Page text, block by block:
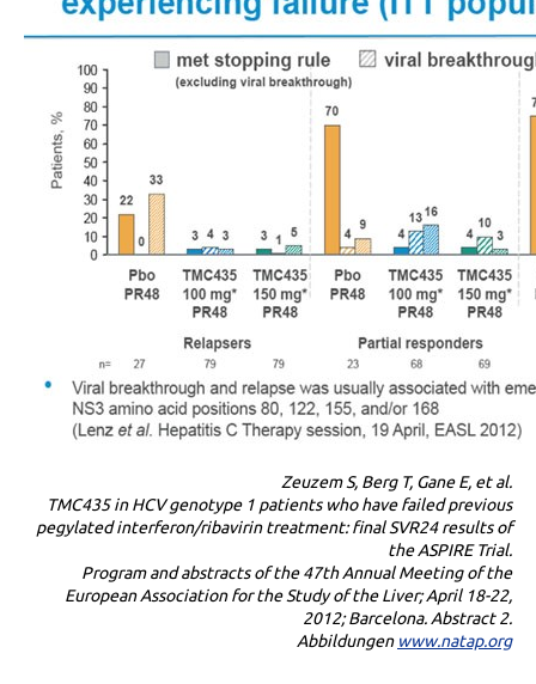
Zeuzem S, Berg T, Gane E, et al.
TMC435 in HCV genotype 1 patients who have failed previous
pegylated interferon/ribavirin treatment: final SVR24 results of
the ASPIRE Trial.
Program and abstracts of the 47th Annual Meeting of the
European Association for the Study of the Liver; April 18-22,
2012; Barcelona. Abstract 2.
Abbildungen www.natap.org